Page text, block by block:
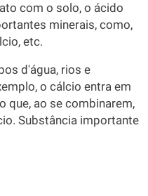
com o solo, o ácido
minerais, como,
etc.
d'água, rios e
o cálcio entra em
que, ao se combinarem,
Substância importante